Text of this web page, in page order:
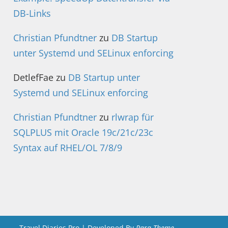
DB-Links
Christian Pfundtner zu DB Startup
unter Systemd und SELinux enforcing
DetlefFae zu DB Startup unter
Systemd und SELinux enforcing
Christian Pfundtner zu rlwrap für
SQLPLUS mit Oracle 19c/21c/23c
Syntax auf RHEL/OL 7/8/9